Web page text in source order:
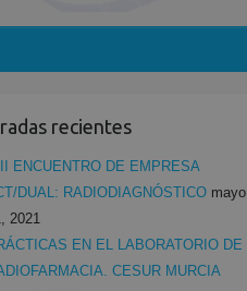
recientes
ENCUENTRO DE EMPRESA
DUAL: RADIODIAGNÓSTICO mayo
2021
EN EL LABORATORIO DE
CESUR MURCIA